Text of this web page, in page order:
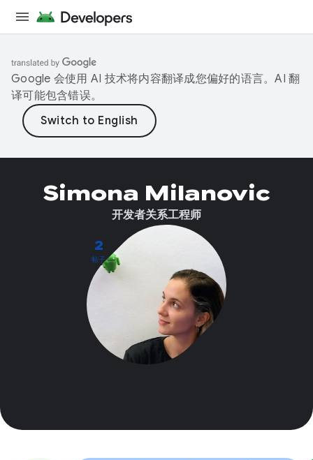
Google 会使用 AI 技术将内容翻译成您偏好的语言。AI 翻
译可能包含错误。
2
帖子
Simona Milanovic
开发者关系工程师